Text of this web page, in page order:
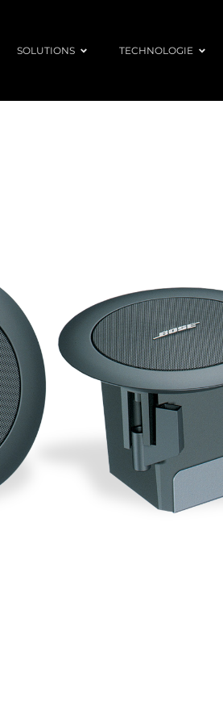
SOLUTIONS TECHNOLOGIE